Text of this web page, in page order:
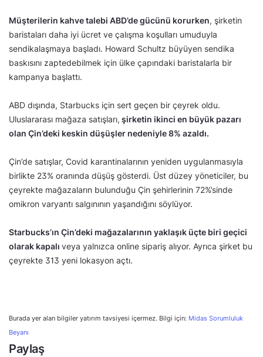
Müşterilerin kahve talebi ABD’de gücünü korurken, şirketin
baristaları daha iyi ücret ve çalışma koşulları umuduyla
sendikalaşmaya başladı. Howard Schultz büyüyen sendika
baskısını zaptedebilmek için ülke çapındaki baristalarla bir
kampanya başlattı.
ABD dışında, Starbucks için sert geçen bir çeyrek oldu.
Uluslararası mağaza satışları, şirketin ikinci en büyük pazarı
olan Çin’deki keskin düşüşler nedeniyle 8% azaldı.
Çin’de satışlar, Covid karantinalarının yeniden uygulanmasıyla
birlikte 23% oranında düşüş gösterdi. Üst düzey yöneticiler, bu
çeyrekte mağazaların bulunduğu Çin şehirlerinin 72%’sinde
omikron varyantı salgınının yaşandığını söylüyor.
Starbucks’ın Çin’deki mağazalarının yaklaşık üçte biri geçici
olarak kapalı veya yalnızca online sipariş alıyor. Ayrıca şirket bu
çeyrekte 313 yeni lokasyon açtı.
Burada yer alan bilgiler yatırım tavsiyesi içermez. Bilgi için: Midas Sorumluluk
Beyanı
Paylaş